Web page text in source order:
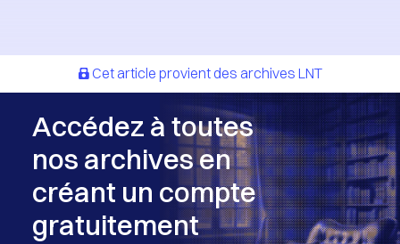
Cet article provient des archives LNT
Accédez à toutes
nos archives en
créant un compte
gratuitement